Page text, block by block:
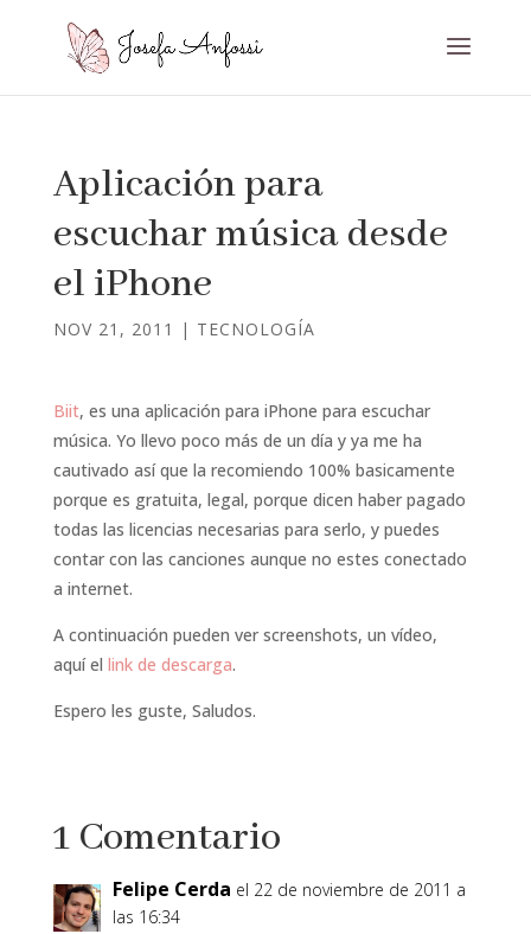
Aplicación para
escuchar música desde
el iPhone
NOV 21, 2011 | TECNOLOGÍA
Biit, es una aplicación para iPhone para escuchar
música. Yo llevo poco más de un día y ya me ha
cautivado así que la recomiendo 100% basicamente
porque es gratuita, legal, porque dicen haber pagado
todas las licencias necesarias para serlo, y puedes
contar con las canciones aunque no estes conectado
a internet.
A continuación pueden ver screenshots, un vídeo,
aquí el link de descarga.
Espero les guste, Saludos.
1 Comentario
Felipe Cerda el 22 de noviembre de 2011 a
las 16:34